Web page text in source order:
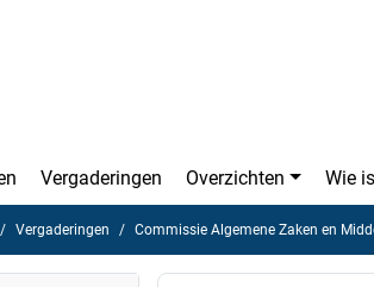
Vergaderingen Overzichten Wie
Vergaderingen Commissie Algemene Zaken en